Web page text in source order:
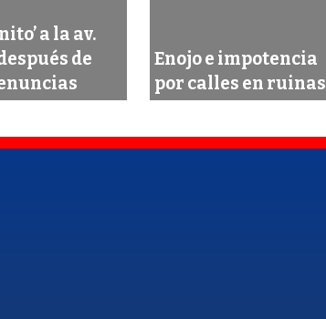
a la av.
de
Enojo e impotencia
por calles en ruinas